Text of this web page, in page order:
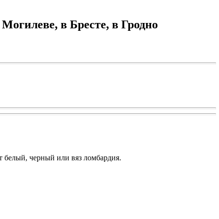
в Бресте, в Гродно
белый, черный или вяз ломбардия.